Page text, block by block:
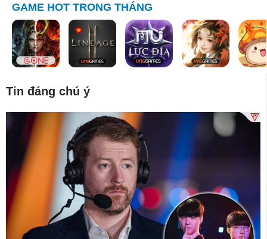
GAME HOT TRONG THÁNG
Tin đáng chú ý